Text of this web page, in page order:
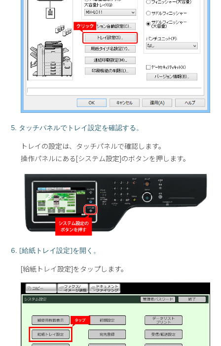
5. タッチパネルでトレイ設定を確認する。
トレイの設定は、タッチパネルで確認します。
操作パネルにある[システム設定]のボタンを押します。
6. [給紙トレイ設定]を開く。
[給紙トレイ設定]をタップします。